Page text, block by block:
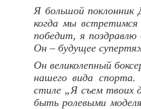
Я большой поклонник
когда мы
победит, я
Он – будущее
Он великолепный
нашего вида
стиле „Я съем твоих
быть ролевыми